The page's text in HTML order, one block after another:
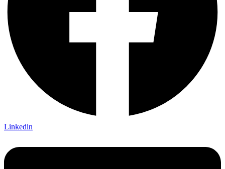
Linkedin